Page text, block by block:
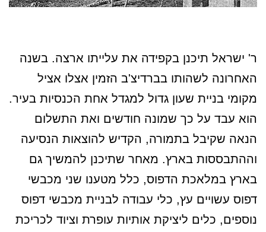
ר' ישראל תיכנן בקפידה את עלייתו ארצה. בשנה
האחרונה לשהותו בברדיצ'ב הזמין אצלו אציל
מקומי בניית שעון גדול למגדל אחת הכנסיות בעיר.
הוא עבד על כך שמונה חודשים ואת התשלום
הנאה שקיבל בתמורה, הקדיש להוצאות הנסיעה
וההתבססות בארץ. מאחר שתיכנן להמשיך גם
בארץ במלאכת הדפוס, כלל מטענו שני מכבשי
דפוס עשויים עץ, כלי עבודה לבניית מכבשי דפוס
נוספים, כלים ליציקת אותיות עופרת וציוד לכריכת